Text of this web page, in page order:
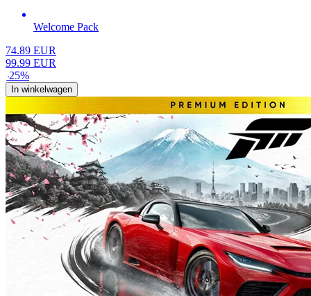
Welcome Pack
74.89 EUR
99.99 EUR
-25%
In winkelwagen